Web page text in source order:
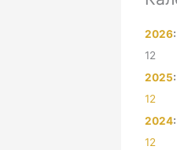
2026:
12
2025:
12
2024:
12